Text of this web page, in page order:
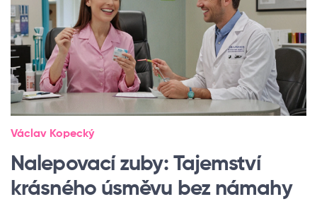
Václav Kopecký
Nalepovací zuby: Tajemství
krásného úsměvu bez námahy